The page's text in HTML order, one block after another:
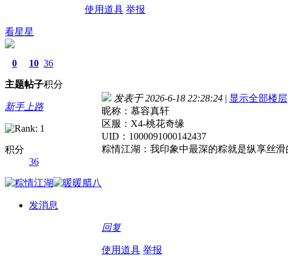
使用道具 举报
看星星
0
主题
10
帖子
36
积分
新手上路
积分
36
发消息
发表于 2026-6-18 22:28:24 | 显示全部楼层
昵称：慕容真轩
区服：X4-桃花奇缘
UID：1000091000142437
粽情江湖：我印象中最深的粽就是纵享丝
回复
使用道具 举报